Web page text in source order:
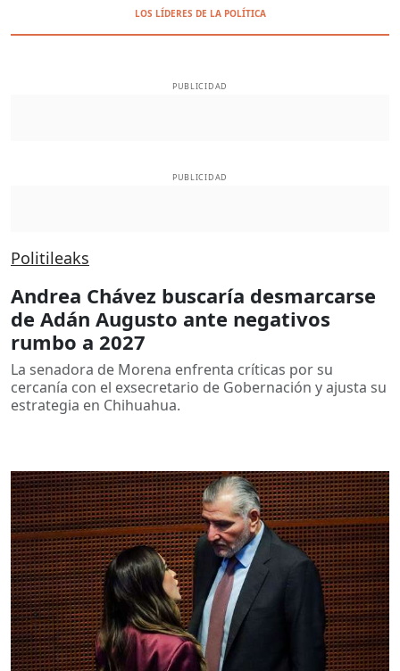
LOS LÍDERES DE LA POLÍTICA
PUBLICIDAD
PUBLICIDAD
Politileaks
Andrea Chávez buscaría desmarcarse
de Adán Augusto ante negativos
rumbo a 2027
La senadora de Morena enfrenta críticas por su
cercanía con el exsecretario de Gobernación y ajusta su
estrategia en Chihuahua.